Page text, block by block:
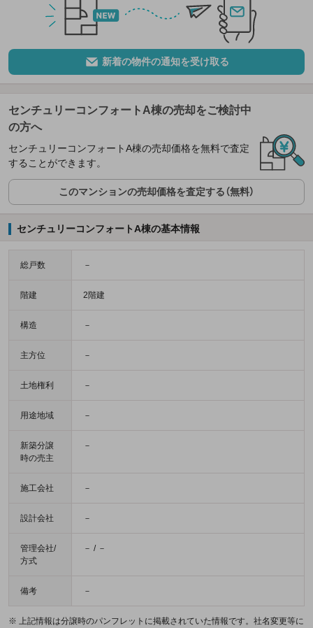
新着の物件の通知を受け取る
センチュリーコンフォートA棟の売却をご検討中
の方へ
センチュリーコンフォートA棟の売却価格を無料で査定
することができます。
このマンションの売却価格を査定する（無料）
センチュリーコンフォートA棟の基本情報
総戸数 －
階建 2階建
構造 －
主方位 －
土地権利 －
用途地域 －
新築分譲
時の売主
－
施工会社 －
設計会社 －
管理会社/
方式
－ / －
備考 －
※ 上記情報は分譲時のパンフレットに掲載されていた情報です。社名変更等に